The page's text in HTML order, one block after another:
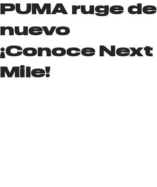
PUMA ruge de
nuevo
¡Conoce Next
Mile!